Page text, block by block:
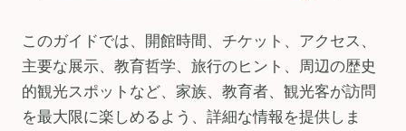
このガイドでは、開館時間、チケット、アクセス、
主要な展示、教育哲学、旅行のヒント、周辺の歴史
的観光スポットなど、家族、教育者、観光客が訪問
を最大限に楽しめるよう、詳細な情報を提供しま